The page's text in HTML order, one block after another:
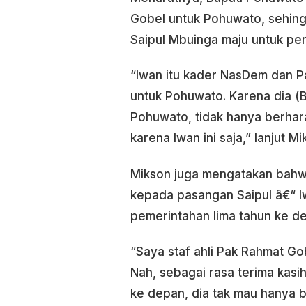
Gobel untuk Pohuwato,
Saipul Mbuinga maju untuk
“Iwan itu kader NasDem dan
untuk Pohuwato. Karena dia
Pohuwato, tidak hanya
karena Iwan ini saja,” lanjut
Mikson juga mengatakan
kepada pasangan Saipul â€“
pemerintahan lima tahun ke
“Saya staf ahli Pak Rahmat
Nah, sebagai rasa terima
ke depan, dia tak mau hanya